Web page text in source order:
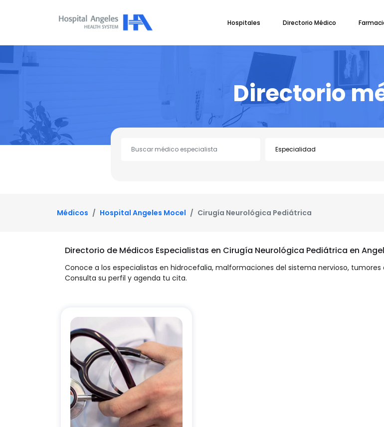
Hospitales Directorio Médico
Directorio
Médicos Hospital Angeles Mocel Cirugía Neurológica Pediátrica
Directorio de Médicos Especialistas en Cirugía Neurológica Pediátrica en
Conoce a los especialistas en hidrocefalia, malformaciones del sistema nervioso,
Consulta su perfil y agenda tu cita.